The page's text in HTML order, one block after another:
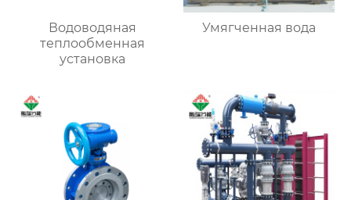
Водоводяная
теплообменная
установка
Умягченная вода